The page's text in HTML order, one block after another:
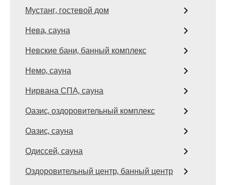
Мустанг, гостевой дом
Нева, сауна
Невские бани, банный комплекс
Немо, сауна
Нирвана СПА, сауна
Оазис, оздоровительный комплекс
Оазис, сауна
Одиссей, сауна
Оздоровительный центр, банный центр